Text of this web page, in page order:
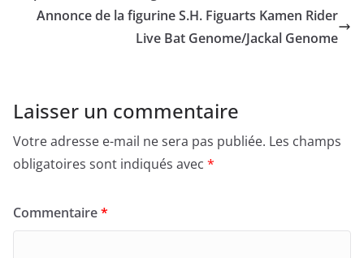
Annonce de la figurine S.H. Figuarts Kamen Rider
Live Bat Genome/Jackal Genome
Laisser un commentaire
Votre adresse e-mail ne sera pas publiée. Les champs
obligatoires sont indiqués avec *
Commentaire*